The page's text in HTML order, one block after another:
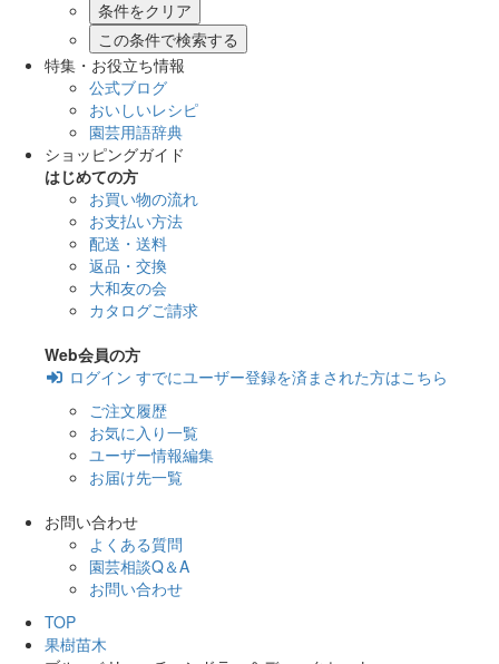
この条件で検索する
特集・お役立ち情報
公式ブログ
おいしいレシピ
園芸用語辞典
ショッピングガイド
はじめての方
お買い物の流れ
お支払い方法
配送・送料
返品・交換
大和友の会
カタログご請求
Web会員の方
ログイン すでにユーザー登録を済まされた方はこちら
ご注文履歴
お気に入り一覧
ユーザー情報編集
お届け先一覧
お問い合わせ
よくある質問
園芸相談Q＆A
お問い合わせ
TOP
果樹苗木